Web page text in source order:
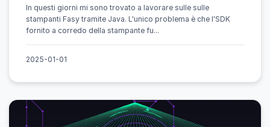
In questi giorni mi sono trovato a lavorare sulle sulle
stampanti Fasy tramite Java. L'unico problema è che l'SDK
fornito a corredo della stampante fu...
2025-01-01